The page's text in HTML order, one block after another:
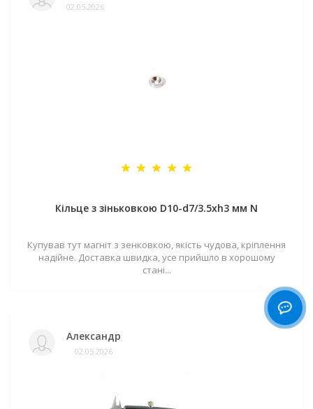
02.05.2026
Кільце з зіньковкою D10-d7/3.5хh3 мм N
Купував тут магніт з зенковкою, якість чудова, кріплення
надійне. Доставка швидка, усе прийшло в хорошому
стані...
Александр
02.05.2026